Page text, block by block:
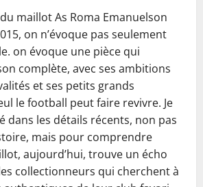
maillot As Roma Emanuelson
on n’évoque pas seulement
on évoque une pièce qui
complète, avec ses ambitions
et ses petits grands
le football peut faire revivre. Je
dans les détails récents, non pas
mais pour comprendre
aujourd’hui, trouve un écho
collectionneurs qui cherchent à